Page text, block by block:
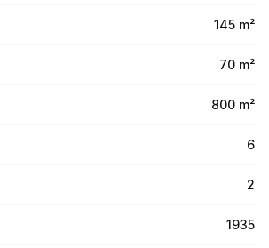
145 m²
70 m²
800 m²
6
2
1935